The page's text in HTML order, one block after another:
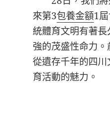
來第3包養金額1
統體育文明有著
強的茂盛性命力
從遺存千年的四
育活動的魅力。